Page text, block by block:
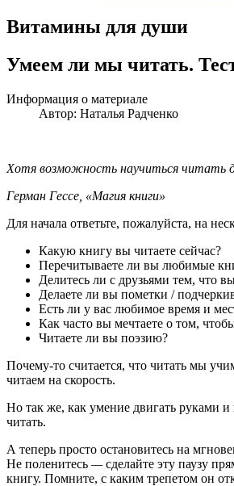
Витамины для души
Умеем ли мы читать.
Информация о материале
Автор: Наталья Радченко
Хотя возможность научиться читать
Герман Гессе, «Магия книги»
Для начала ответьте, пожалуйста, на
Какую книгу вы читаете сейчас?
Перечитываете ли вы любимые
Делитесь ли с друзьями тем, что
Делаете ли вы пометки /
Есть ли у вас любимое время и
Как часто вы мечтаете о том,
Читаете ли вы поэзию?
Почему-то считается, что читать мы
читаем на скорость.
Но так же, как умение двигать руками и
читать.
А теперь просто остановитесь на
Не поленитесь —сделайте эту паузу
книгу. Помните, с каким трепетом он